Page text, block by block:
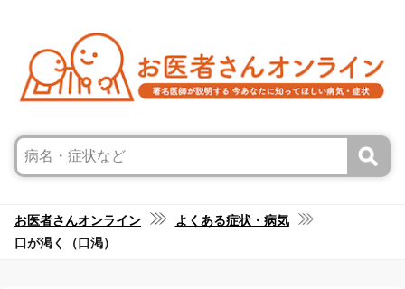
お医者さんオンライン
よくある症状・病気
口が渇く（口渇）